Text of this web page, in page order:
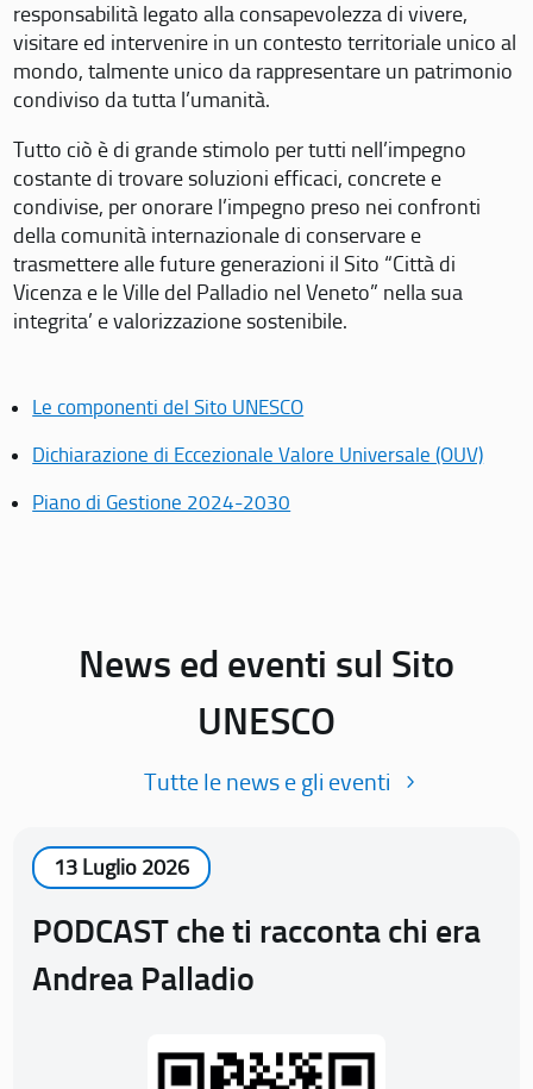
responsabilità legato alla consapevolezza di vivere,
visitare ed intervenire in un contesto territoriale unico al
mondo, talmente unico da rappresentare un patrimonio
condiviso da tutta l’umanità.
Tutto ciò è di grande stimolo per tutti nell’impegno
costante di trovare soluzioni efficaci, concrete e
condivise, per onorare l’impegno preso nei confronti
della comunità internazionale di conservare e
trasmettere alle future generazioni il Sito “Città di
Vicenza e le Ville del Palladio nel Veneto” nella sua
integrita’ e valorizzazione sostenibile.
Le componenti del Sito UNESCO
Dichiarazione di Eccezionale Valore Universale (OUV)
Piano di Gestione 2024-2030
News ed eventi sul Sito
UNESCO
Tutte le news e gli eventi
13 Luglio 2026
PODCAST che ti racconta chi era
Andrea Palladio